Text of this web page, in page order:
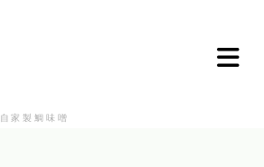
自家製鯛味噌